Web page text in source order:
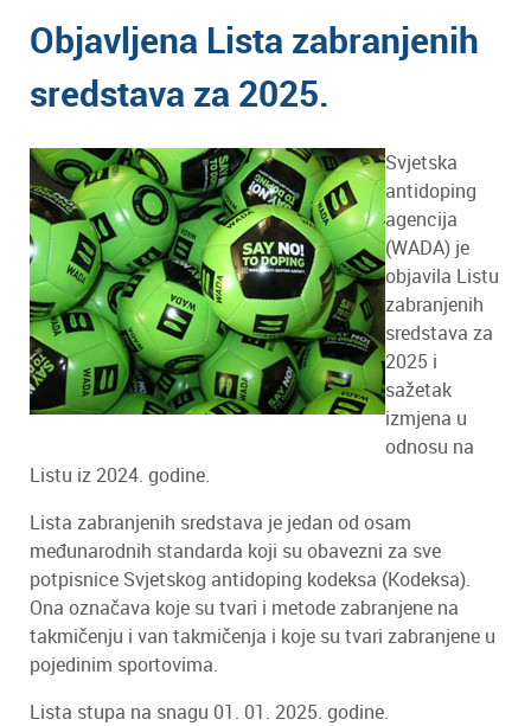
Objavljena Lista zabranjenih
sredstava za 2025.
Svjetska
antidoping
agencija
(WADA) je
objavila Listu
zabranjenih
sredstava za
2025 i
sažetak
izmjena u
odnosu na
Listu iz 2024. godine.
Lista zabranjenih sredstava je jedan od osam
međunarodnih standarda koji su obavezni za sve
potpisnice Svjetskog antidoping kodeksa (Kodeksa).
Ona označava koje su tvari i metode zabranjene na
takmičenju i van takmičenja i koje su tvari zabranjene u
pojedinim sportovima.
Lista stupa na snagu 01. 01. 2025. godine.